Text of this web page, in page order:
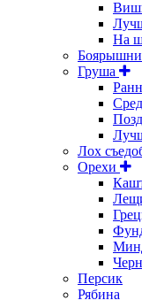
На
Груша
Лох
Орехи
Персик
Рябина